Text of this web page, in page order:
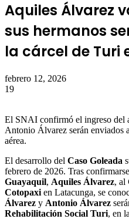
Aquiles Álvarez
sus hermanos
la cárcel de Turi
febrero 12, 2026
19
El SNAI confirmó el ingreso del
Antonio Álvarez serán enviados
aérea.
El desarrollo del Caso Goleada
febrero de 2026. Tras
Guayaquil, Aquiles Álvarez, al
Cotopaxi en Latacunga, se
Álvarez y Antonio Álvarez
Rehabilitación Social Turi, en